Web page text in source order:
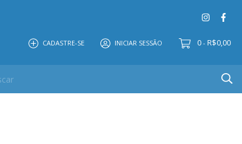
CADASTRE-SE INICIAR SESSÃO 0 - R$0,00